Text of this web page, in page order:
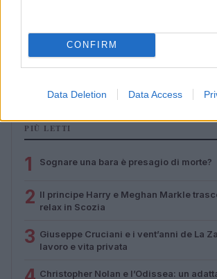
CONFIRM
Data Deletion Data Access
Role Model e Dakota Johnson: la
arte e vita
PIÙ LETTI
1 Sognare una bara è presagio di morte?
2 Il principe Harry e Meghan Markle
relax in Scozia
3 Giuseppe Cruciani e i vent’anni de La
lavoro e vita privata
Christopher Nolan e l’Odissea: un